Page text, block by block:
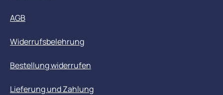
AGB
Widerrufsbelehrung
Bestellung widerrufen
Lieferung und Zahlung